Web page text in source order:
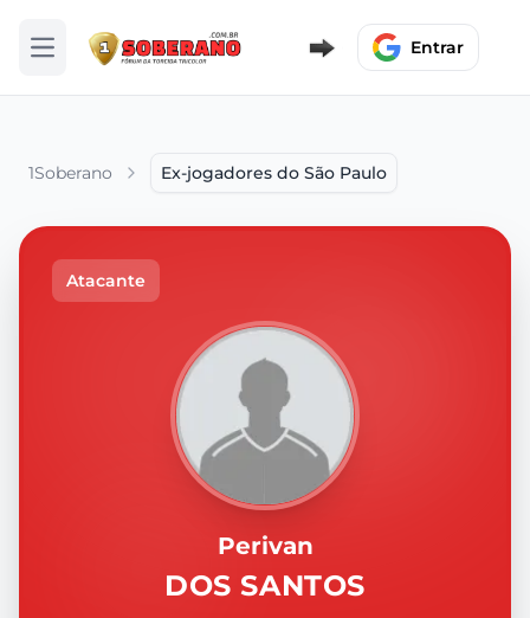
Abrir menu Entrar
1Soberano Ex-jogadores do São Paulo
Atacante
Perivan
DOS SANTOS